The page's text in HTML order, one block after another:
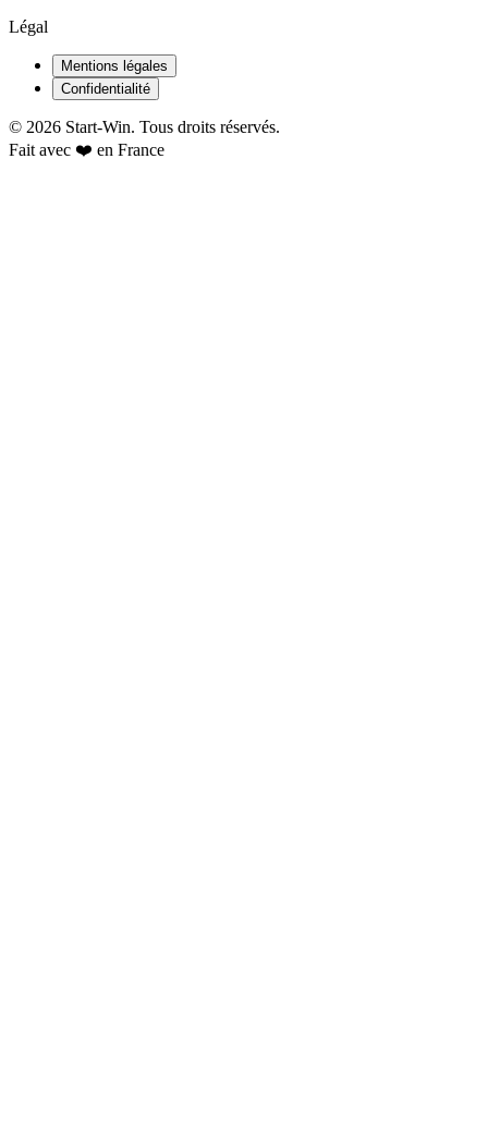
Légal
Mentions légales
Confidentialité
© 2026 Start-Win. Tous droits réservés.
Fait avec ❤️ en France